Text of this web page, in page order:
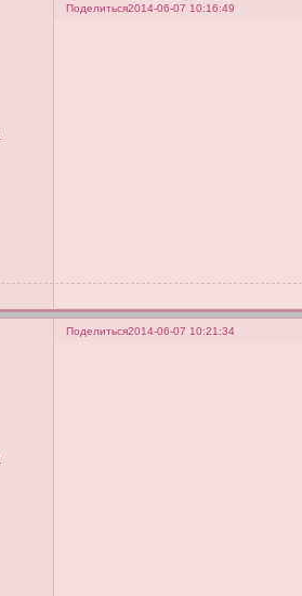
Поделиться2014-06-07 10:16:49
Поделиться2014-06-07 10:21:34